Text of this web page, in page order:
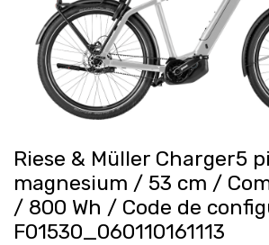
Riese & Müller Charger5
magnesium / 53 cm /
/ 800 Wh / Code de
F01530_060110161113